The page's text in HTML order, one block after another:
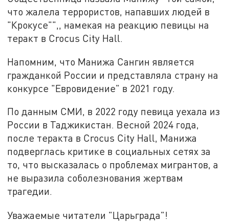
что жалела террористов, напавших людей в
"Крокусе"",, намекая на реакцию певицы на
теракт в Crocus City Hall.
Напомним, что Манижа Сангин является
гражданкой России и представляла страну на
конкурсе "Евровидение" в 2021 году.
По данным СМИ, в 2022 году певица уехала из
России в Таджикистан. Весной 2024 года,
после теракта в Crocus City Hall, Манижа
подверглась критике в социальных сетях за
то, что высказалась о проблемах мигрантов, а
не выразила соболезнования жертвам
трагедии.
Уважаемые читатели "Царьграда"!